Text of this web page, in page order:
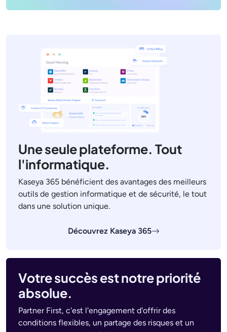
Une seule plateforme. Tout
l'informatique.
Kaseya 365 bénéficient des avantages des meilleurs
outils de gestion informatique et de sécurité, le tout
dans une solution unique.
Découvrez Kaseya 365
Votre succès est notre priorité
absolue.
Partner First, c'est l'engagement d'offrir des
conditions flexibles, un partage des risques et un